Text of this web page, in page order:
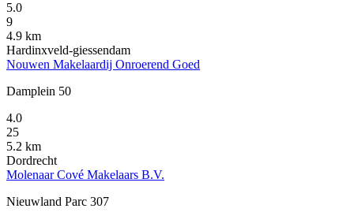
5.0
9
4.9 km
Hardinxveld-giessendam
Nouwen Makelaardij Onroerend Goed
Damplein 50
4.0
25
5.2 km
Dordrecht
Molenaar Cové Makelaars B.V.
Nieuwland Parc 307